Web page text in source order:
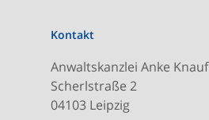
Kontakt
Anwaltskanzlei Anke Knauf
Scherlstraße 2
04103 Leipzig